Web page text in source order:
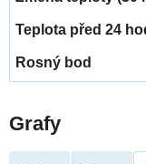
Grafy